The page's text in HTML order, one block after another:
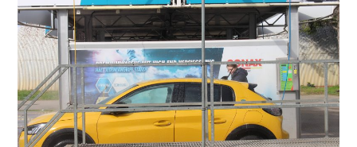
SCHAUFENSTER
E+PIH
LEXIKON A
A BIS Z